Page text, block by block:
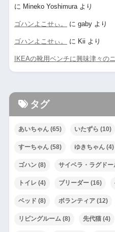
に Mineko Yoshimuraより
ゴハンよこせぃ。 に gabyより
ゴハンよこせぃ。 に Kii より
IKEAの靴用ベンチに興味津々の
タグ
あいちゃん(65) いたずら (10)
すーちゃん(58) ゆきちゃん(4)
ゴハン(8) サイベラ・ラグドー
トイレ (4) ブリーダー(16)
ベッド (8) ボランティア(12)
リビングルーム (8) 先代猫(4)